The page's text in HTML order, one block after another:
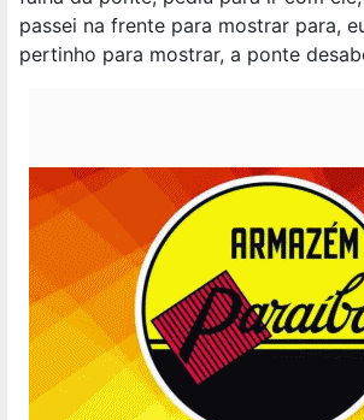
passei na frente para mostrar para,
pertinho para mostrar, a ponte